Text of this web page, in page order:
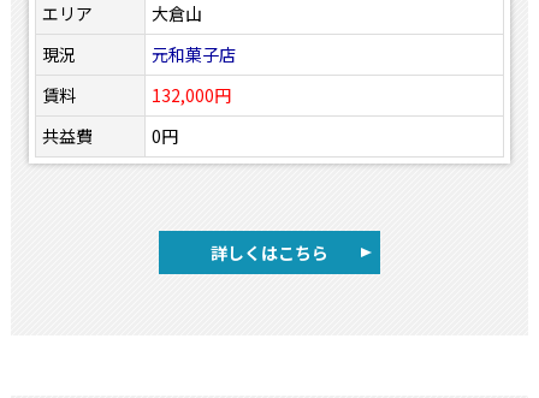
エリア
大倉山
現況
元和菓子店
賃料
132,000円
共益費
0円
詳しくはこちら